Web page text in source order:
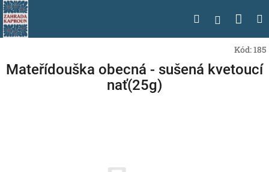
Přejít
na
obsah
Hledat
Kód:185
Mateřídouška obecná - sušená kvetoucí
nať(25g)